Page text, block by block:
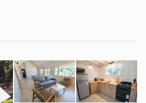
de tela sobre las de
para bloquear las entradas
FOI UTIL PARA VOCÊ? 0